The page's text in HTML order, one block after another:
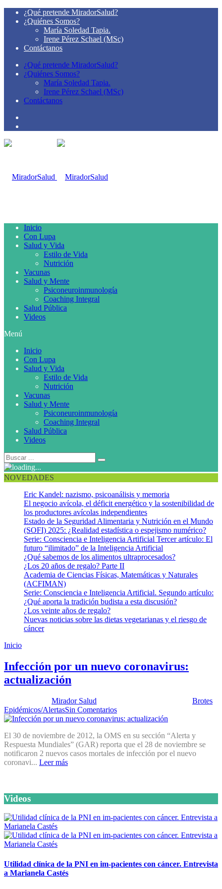
¿Qué pretende MiradorSalud?
¿Quiénes Somos?
María Soledad Tapia.
Irene Pérez Schael (MSc)
Contáctanos
¿Qué pretende MiradorSalud?
¿Quiénes Somos?
María Soledad Tapia.
Irene Pérez Schael (MSc)
Contáctanos
Inicio
Con Lupa
Salud y Vida
Estilo de Vida
Nutrición
Vacunas
Salud y Mente
Psiconeuroinmunología
Coaching Integral
Salud Pública
Videos
Menú
Inicio
Con Lupa
Salud y Vida
Estilo de Vida
Nutrición
Vacunas
Salud y Mente
Psiconeuroinmunología
Coaching Integral
Salud Pública
Videos
NOVEDADES
Eric Kandel: nazismo, psicoanálisis y memoria
El negocio avícola, el déficit energético y la sostenibilidad de
los productores avícolas independientes
Estado de la Seguridad Alimentaria y Nutrición en el Mundo
(SOFI) 2025: ¿Realidad estadística o espejismo numérico?
Serie: Consciencia e Inteligencia Artificial Tercer artículo: El
futuro “ilimitado” de la Inteligencia Artificial
¿Qué sabemos de los alimentos ultraprocesados?
¿Los 20 años de regalo? Parte II
Academia de Ciencias Físicas, Matemáticas y Naturales
(ACFIMAN)
Serie: Consciencia e Inteligencia Artificial. Segundo artículo:
¿Qué aporta la tradición budista a esta discusión?
¿Los veinte años de regalo?
Nuevas noticias sobre las dietas vegetarianas y el riesgo de
cáncer
Inicio
Infección por un nuevo coronavirus:
actualización
Mirador Salud
Brotes
Epidémicos/AlertasSin Comentarios
El 30 de noviembre de 2012, la OMS en su sección “Alerta y
Respuesta Mundiales” (GAR) reporta que el 28 de noviembre se
notificaron 2 nuevos casos mortales de infección por el nuevo
coronavi... Leer más
Videos
Utilidad clínica de la PNI en im-pacientes con cáncer. Entrevista
a Marianela Castés